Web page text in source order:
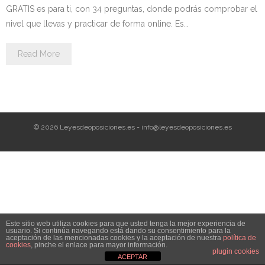
Personalidad Jurídica PROPIA
- Qué se entiende por CONSOLIDACIÓN y por
CONVOCATORIAS
2025
- OPOSICIÓN Gestión Procesal, turno libre – 2025
GRATIS es para ti, con 34 preguntas, donde podrás comprobar el
nivel que llevas y practicar de forma online. Es…
Read More
© 2026 Leyesdeoposiciones.es - info@leyesdeoposiciones.es
Este sitio web utiliza cookies para que usted tenga la mejor experiencia de
usuario. Si continúa navegando está dando su consentimiento para la
aceptación de las mencionadas cookies y la aceptación de nuestra política de
cookies, pinche el enlace para mayor información.
plugin cookies
ACEPTAR